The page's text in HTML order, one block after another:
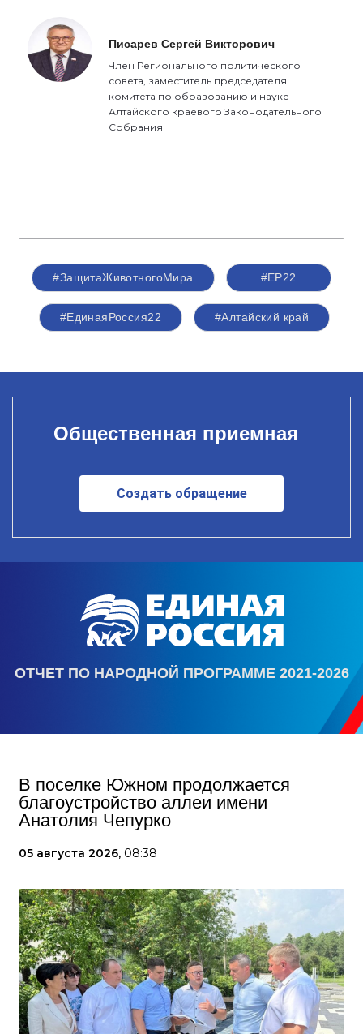
Писарев Сергей Викторович
Член Регионального политического
совета, заместитель председателя
комитета по образованию и науке
Алтайского краевого Законодательного
Собрания
#ЗащитаЖивотногоМира #ЕР22
#ЕдинаяРоссия22 #Алтайский край
Общественная приемная
Создать обращение
ОТЧЕТ ПО НАРОДНОЙ ПРОГРАММЕ 2021-2026
В поселке Южном продолжается
благоустройство аллеи имени
Анатолия Чепурко
05 августа 2026, 08:38